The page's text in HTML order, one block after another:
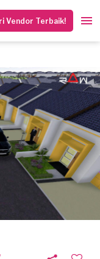
Vendor Terbaik!